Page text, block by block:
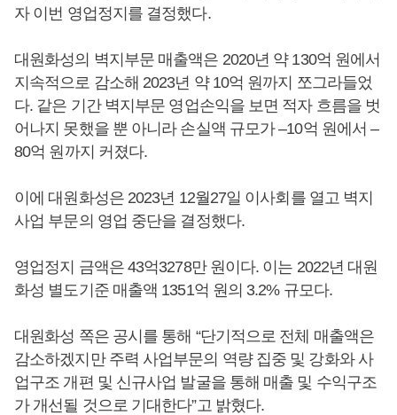
자 이번 영업정지를 결정했다.
대원화성의 벽지부문 매출액은 2020년 약 130억 원에서
지속적으로 감소해 2023년 약 10억 원까지 쪼그라들었
다. 같은 기간 벽지부문 영업손익을 보면 적자 흐름을 벗
어나지 못했을 뿐 아니라 손실액 규모가 –10억 원에서 –
80억 원까지 커졌다.
이에 대원화성은 2023년 12월27일 이사회를 열고 벽지
사업 부문의 영업 중단을 결정했다.
영업정지 금액은 43억3278만 원이다. 이는 2022년 대원
화성 별도기준 매출액 1351억 원의 3.2% 규모다.
대원화성 쪽은 공시를 통해 “단기적으로 전체 매출액은
감소하겠지만 주력 사업부문의 역량 집중 및 강화와 사
업구조 개편 및 신규사업 발굴을 통해 매출 및 수익구조
가 개선될 것으로 기대한다”고 밝혔다.